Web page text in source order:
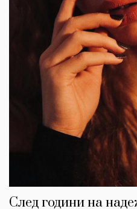
След години на